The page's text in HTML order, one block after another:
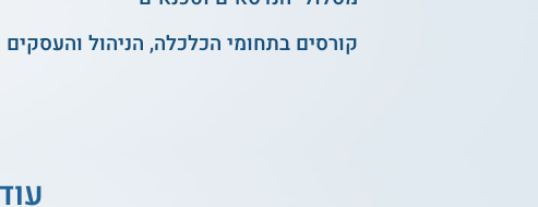
קורסים בתחומי הכלכלה, הניהול והעסקים